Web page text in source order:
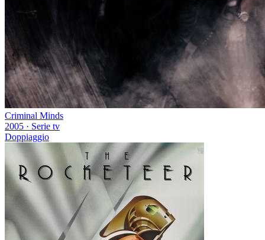
Criminal Minds
2005 · Serie tv
Doppiaggio